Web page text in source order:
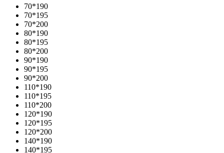
70*190
70*195
70*200
80*190
80*195
80*200
90*190
90*195
90*200
110*190
110*195
110*200
120*190
120*195
120*200
140*190
140*195